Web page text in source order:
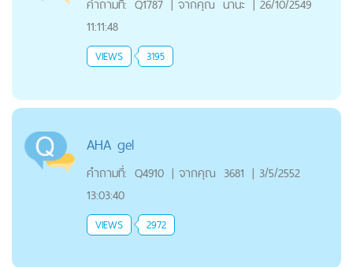
คำถามที่: Q1787 จากคุณ นานะ
26/10/2549
11:11:48
VIEWS 3195
AHA gel
คำถามที่: Q4910 | จากคุณ 3681 | 3/5/2552
13:03:40
VIEWS 2972